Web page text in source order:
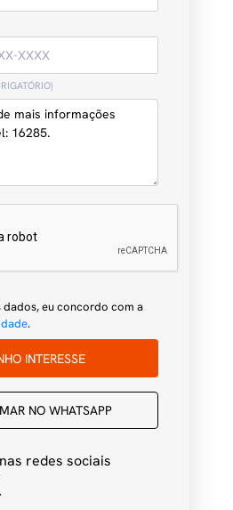
dados, eu concordo com a
.
TENHO INTERESSE
NO WHATSAPP
redes sociais